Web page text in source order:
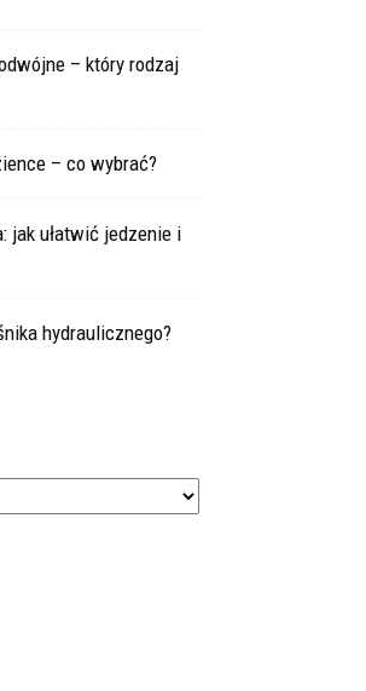
– który rodzaj
– co wybrać?
jak ułatwić jedzenie i
hydraulicznego?